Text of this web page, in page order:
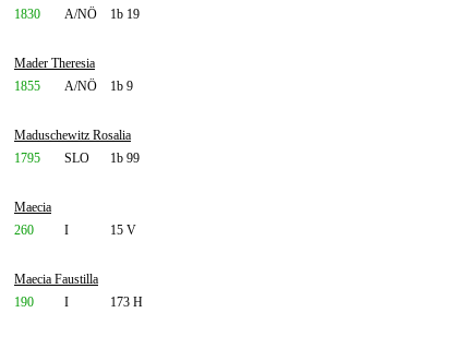
1830
A/NÖ 1b 19
Mader Theresia
1855
A/NÖ 1b 9
Maduschewitz Rosalia
1795
SLO 1b 99
Maecia
260
I 15 V
Maecia Faustilla
190
I 173 H